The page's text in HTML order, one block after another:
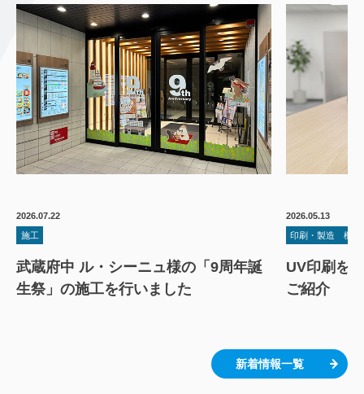
2026.07.22
施工
武蔵府中 ル・シーニュ様の「9周年誕
生祭」の施工を行いました
2026.05.13
印刷・製造
機材
UV印刷を
ご紹介
新着情報一覧